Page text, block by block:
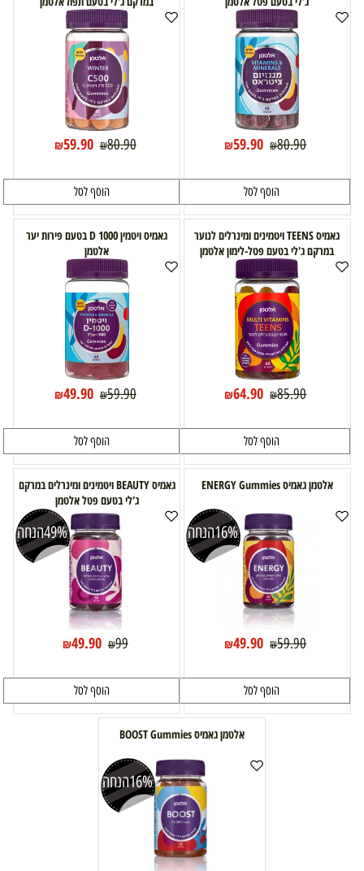
₪80.90
₪59.90
הוסף לסל
₪80.90
₪59.90
הוסף לסל
גאמיס TEENS ויטמינים ומינרלים לנוער
במרקם ג'לי בטעם פטל-לימון אלטמן
₪85.90
₪64.90
הוסף לסל
גאמיס ויטמין D 1000 בטעם פירות יער
אלטמן
₪59.90
₪49.90
הוסף לסל
אלטמן גאמיס ENERGY Gummies
16%הנחה
₪59.90
₪49.90
הוסף לסל
גאמיס BEAUTY ויטמינים ומינרלים במרקם
ג'לי בטעם פטל אלטמן
49%הנחה
₪99
₪49.90
הוסף לסל
אלטמן גאמיס BOOST Gummies
16%הנחה